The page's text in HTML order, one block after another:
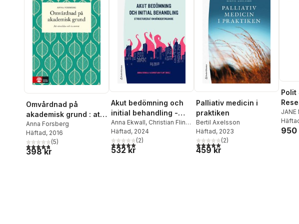
Omvårdnad på
akademisk grund : att
utvecklas och ta
ansvar
Anna Forsberg
Häftad, 2016
4,8utav 5 stjärnor. Totalt antal röster:
(5)
398 kr
Akut bedömning och
initial behandling -
Strukturerat
omhändertagande
Anna Ekwall, Christian Flint ,
Sara Adolfsson
Bergenzaun
Kerrén,Tsvetelina Nilsson
Häftad, 2024
5,0utav 5 stjärnor. Totalt antal röster:
(2)
532 kr
Palliativ medicin i
praktiken
Bertil Axelsson
Häftad, 2023
5,0utav 5 stjärnor. Totalt antal röster:
(2)
459 kr
Polit
JANE
950